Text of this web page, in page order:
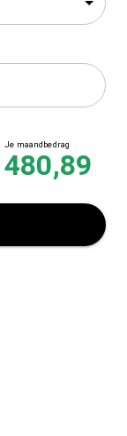
Je maandbedrag
480,89